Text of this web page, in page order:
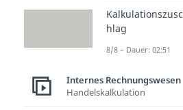
Kalkulationszusc
hlag
8/8 – Dauer: 02:51
Internes Rechnungswesen
Handelskalkulation